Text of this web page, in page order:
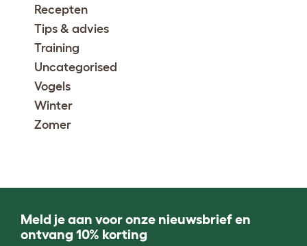
Recepten
Tips & advies
Training
Uncategorised
Vogels
Winter
Zomer
Meld je aan voor onze nieuwsbrief en
ontvang 10% korting